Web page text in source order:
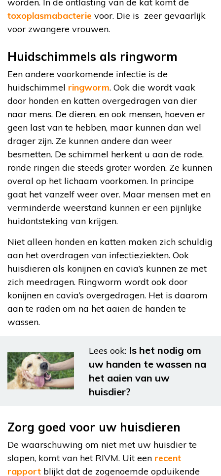
toxoplasmabacterie voor. Die is zeer gevaarlijk
voor zwangere vrouwen.
Huidschimmels als ringworm
Een andere voorkomende infectie is de
huidschimmel ringworm. Ook die wordt vaak
door honden en katten overgedragen van dier
naar mens. De dieren, en ook mensen, hoeven er
geen last van te hebben, maar kunnen dan wel
drager zijn. Ze kunnen andere dan weer
besmetten. De schimmel herkent u aan de rode,
ronde ringen die steeds groter worden. Ze kunnen
overal op het lichaam voorkomen. In principe
gaat het vanzelf weer over. Maar mensen met en
verminderde weerstand kunnen er een pijnlijke
huidontsteking van krijgen.
Niet alleen honden en katten maken zich schuldig
aan het overdragen van infectieziekten. Ook
huisdieren als konijnen en cavia’s kunnen ze met
zich meedragen. Ringworm wordt ook door
konijnen en cavia’s overgedragen. Het is daarom
aan te raden om na het aaien de handen te
wassen.
Lees ook: Is het nodig om
uw handen te wassen na
het aaien van uw
huisdier?
Zorg goed voor uw huisdieren
De waarschuwing om niet met uw huisdier te
slapen, komt van het RIVM. Uit een recent
rapport blijkt dat de zogenoemde opduikende